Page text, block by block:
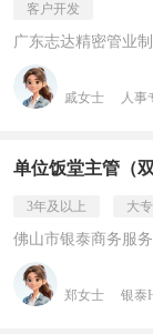
客户开发
广东志达精密管业
戚女士 人事
单位饭堂主管（双
3年及以上 大专
佛山市银泰商务服
郑女士 银泰